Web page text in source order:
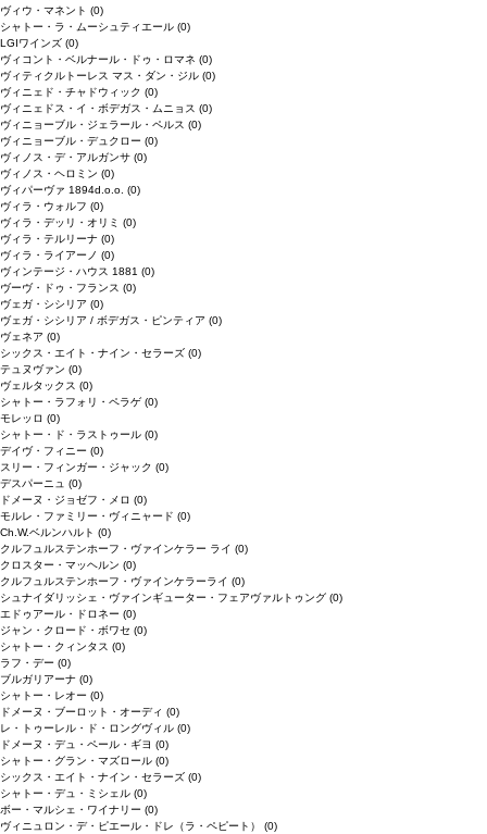
ヴィウ・マネント (0)
シャトー・ラ・ムーシュティエール (0)
LGIワインズ (0)
ヴィコント・ベルナール・ドゥ・ロマネ (0)
ヴィティクルトーレス マス・ダン・ジル (0)
ヴィニェド・チャドウィック (0)
ヴィニェドス・イ・ボデガス・ムニョス (0)
ヴィニョーブル・ジェラール・ペルス (0)
ヴィニョーブル・デュクロー (0)
ヴィノス・デ・アルガンサ (0)
ヴィノス・ヘロミン (0)
ヴィパーヴァ 1894d.o.o. (0)
ヴィラ・ウォルフ (0)
ヴィラ・デッリ・オリミ (0)
ヴィラ・テルリーナ (0)
ヴィラ・ライアーノ (0)
ヴィンテージ・ハウス 1881 (0)
ヴーヴ・ドゥ・フランス (0)
ヴェガ・シシリア (0)
ヴェガ・シシリア / ボデガス・ピンティア (0)
ヴェネア (0)
シックス・エイト・ナイン・セラーズ (0)
テュヌヴァン (0)
ヴェルタックス (0)
シャトー・ラフォリ・ペラゲ (0)
モレッロ (0)
シャトー・ド・ラストゥール (0)
デイヴ・フィニー (0)
スリー・フィンガー・ジャック (0)
デスパーニュ (0)
ドメーヌ・ジョゼフ・メロ (0)
モルレ・ファミリー・ヴィニャード (0)
Ch.W.ベルンハルト (0)
クルフュルステンホーフ・ヴァインケラー ライ (0)
クロスター・マッヘルン (0)
クルフュルステンホーフ・ヴァインケラーライ (0)
シュナイダリッシェ・ヴァインギューター・フェアヴァルトゥング (0)
エドゥアール・ドロネー (0)
ジャン・クロード・ボワセ (0)
シャトー・クィンタス (0)
ラフ・デー (0)
ブルガリアーナ (0)
シャトー・レオー (0)
ドメーヌ・ブーロット・オーディ (0)
レ・トゥーレル・ド・ロングヴィル (0)
ドメーヌ・デュ・ペール・ギヨ (0)
シャトー・グラン・マズロール (0)
シックス・エイト・ナイン・セラーズ (0)
シャトー・デュ・ミシェル (0)
ボー・マルシェ・ワイナリー (0)
ヴィニュロン・デ・ピエール・ドレ（ラ・ペピート） (0)